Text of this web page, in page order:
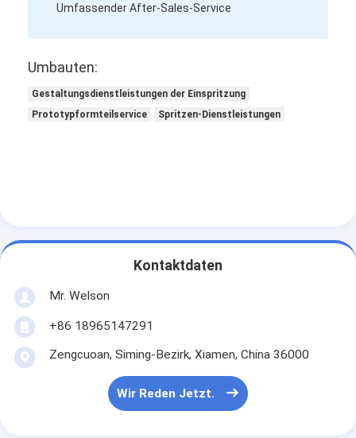
Umfassender After-Sales-Service
Umbauten:
Gestaltungsdienstleistungen der Einspritzung
Prototypformteilservice
Spritzen-Dienstleistungen
Kontaktdaten
Mr. Welson
+86 18965147291
Zengcuoan, Siming-Bezirk, Xiamen, China 36000
Wir Reden Jetzt.